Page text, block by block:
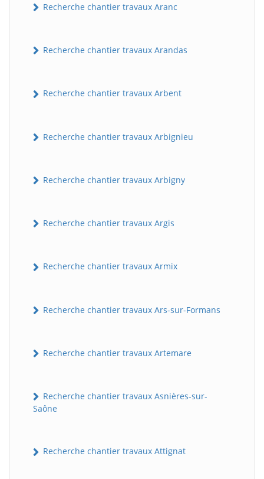
Recherche chantier travaux Aranc
Recherche chantier travaux Arandas
Recherche chantier travaux Arbent
Recherche chantier travaux Arbignieu
Recherche chantier travaux Arbigny
Recherche chantier travaux Argis
Recherche chantier travaux Armix
Recherche chantier travaux Ars-sur-Formans
Recherche chantier travaux Artemare
Recherche chantier travaux Asnières-sur-
Saône
Recherche chantier travaux Attignat